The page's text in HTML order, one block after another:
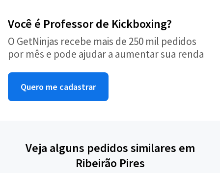
Você é Professor de Kickboxing?
O GetNinjas recebe mais de 250 mil pedidos
por mês e pode ajudar a aumentar sua renda
Quero me cadastrar
Veja alguns pedidos similares em
Ribeirão Pires